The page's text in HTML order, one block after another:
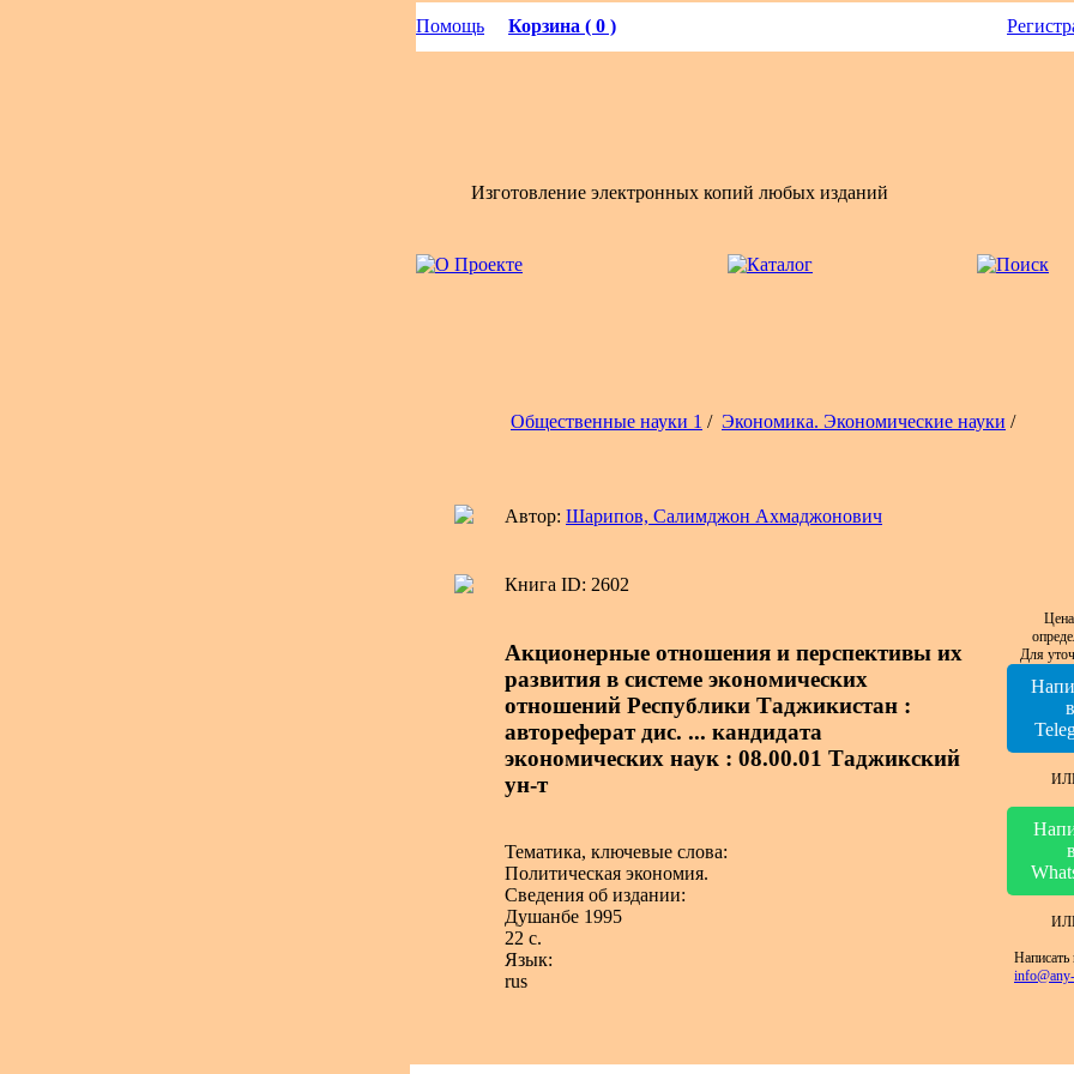
Помощь Корзина ( 0 )
Изготовление электронных копий любых изданий
Общественные науки 1 / Экономика. Экономические науки /
Автор: Шарипов, Салимджон Ахмаджонович
Книга ID: 2602
Акционерные отношения и перспективы их
развития в системе экономических
отношений Республики Таджикистан :
автореферат дис. ... кандидата
экономических наук : 08.00.01 Таджикский
ун-т
Тематика, ключевые слова:
Политическая экономия.
Сведения об издании:
Душанбе 1995
22 с.
Язык:
rus
Для
в
в
Написать